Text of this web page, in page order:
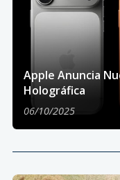
Apple Anuncia
Holográfica
06/10/2025